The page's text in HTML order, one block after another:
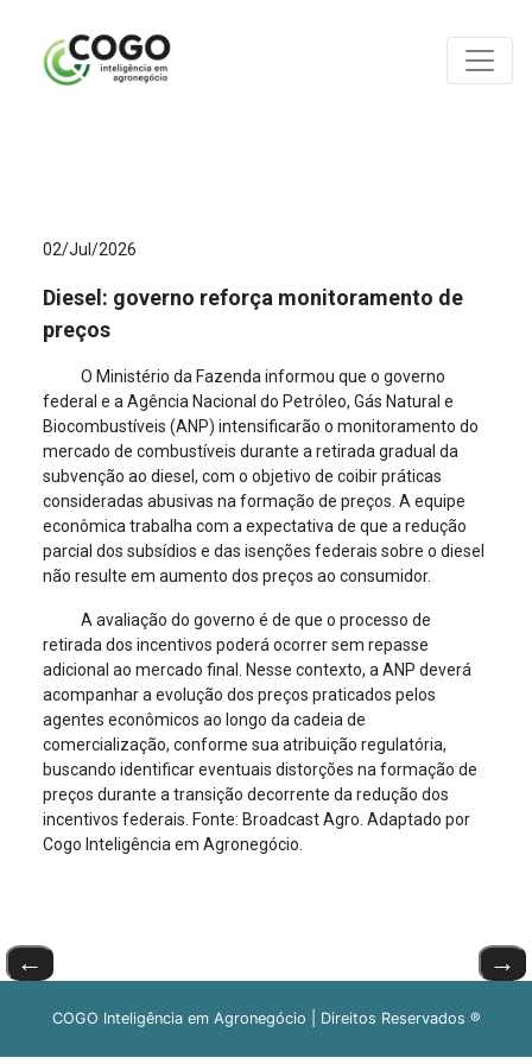
02/Jul/2026
Diesel: governo reforça monitoramento de
preços
O Ministério da Fazenda informou que o governo
federal e a Agência Nacional do Petróleo, Gás Natural e
Biocombustíveis (ANP) intensificarão o monitoramento do
mercado de combustíveis durante a retirada gradual da
subvenção ao diesel, com o objetivo de coibir práticas
consideradas abusivas na formação de preços. A equipe
econômica trabalha com a expectativa de que a redução
parcial dos subsídios e das isenções federais sobre o diesel
não resulte em aumento dos preços ao consumidor.
A avaliação do governo é de que o processo de
retirada dos incentivos poderá ocorrer sem repasse
adicional ao mercado final. Nesse contexto, a ANP deverá
acompanhar a evolução dos preços praticados pelos
agentes econômicos ao longo da cadeia de
comercialização, conforme sua atribuição regulatória,
buscando identificar eventuais distorções na formação de
preços durante a transição decorrente da redução dos
incentivos federais. Fonte: Broadcast Agro. Adaptado por
Cogo Inteligência em Agronegócio.
← →
COGO Inteligência em Agronegócio | Direitos Reservados ®